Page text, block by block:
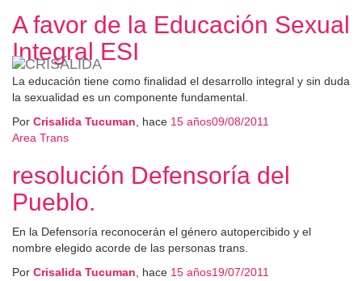
A favor de la Educación Sexual
Integral ESI
La educación tiene como finalidad el desarrollo integral y sin duda
la sexualidad es un componente fundamental.
Por Crisalida Tucuman , hace 15 años09/08/2011
Area Trans
resolución Defensoría del
Pueblo.
En la Defensoría reconocerán el género autopercibido y el
nombre elegido acorde de las personas trans.
Por Crisalida Tucuman , hace 15 años19/07/2011